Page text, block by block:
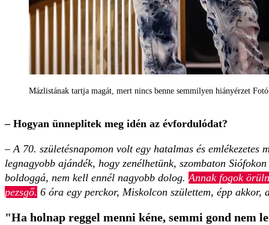
Mázlistának tartja magát, mert nincs benne semmilyen hiányérzet
– Hogyan ünneplitek meg idén az évfordulódat?
– A 70. születésnapomon volt egy hatalmas és
legnagyobb ajándék, hogy zenélhetünk, szombaton
boldoggá, nem kell ennél nagyobb dolog. Annak fogok
pezsgő. 6 óra egy perckor, Miskolcon születtem, épp
"Ha holnap reggel menni kéne, semmi gond nem